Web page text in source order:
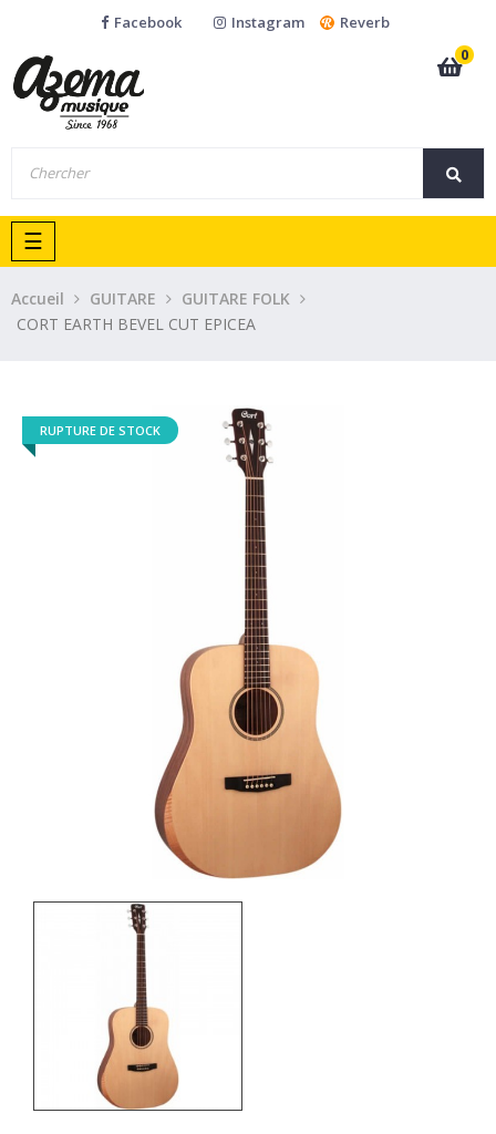
Facebook Instagram
Reverb
0
Basculer
la
navigation
☰
Accueil GUITARE
GUITARE FOLK
CORT EARTH BEVEL CUT EPICEA
RUPTURE DE STOCK